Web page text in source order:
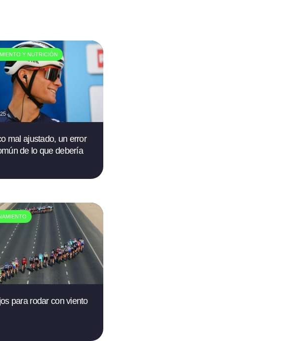
Y NUTRICIÓN
mal ajustado, un error
de lo que debería
para rodar con viento